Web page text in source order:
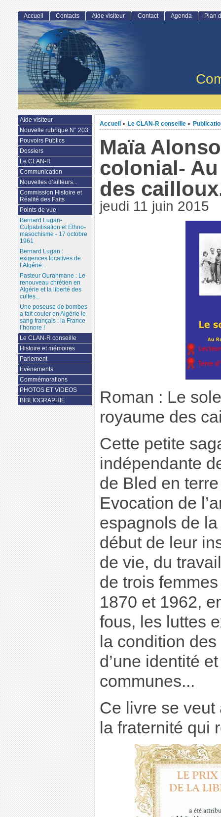
Accueil > Le CLAN-R conseille >
Maïa
colonial-
des
jeudi 11 juin 2015
Roman : Le
royaume des
Cette petite
indépendante
de Bled en
Evocation de
espagnols de
début de leur
de vie, du
de trois
1870 et 1962,
fous, les luttes
la condition
d’une identité
communes...
Ce livre se
la fraternité qui
Accueil Contacts Aide visiteur Contact Agenda Plan
Aide visiteur
Nouvelle rubrique N° 203
Pouvoirs Publics
Dossiers
Le CLAN-R
Communication
Nouvelles d’ailleurs...
Commission Histoire et
Réalité des Faits
Points de vue
Bernard Lugan-
Culpabilisation et Ethno-
masochisme - 17 octobre
1961
Bernard Lugan :
exigences locatives de
l’Algérie...
Pasteur Ourahmane : Le
renouveau chrétien en
Algérie et la liberté des
cultes...
Une poseuse de bombes
a fait couler en Algérie le
sang français : la France
l’honore !
Le CLAN-R conseille
Histoire et mémoires
Parlement
Evènements
Commémorations
PHOTOS ET VIDEOS
BIBLIOGRAPHIE